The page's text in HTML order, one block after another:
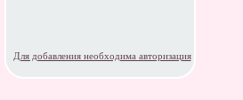
Для добавления необходима авторизация